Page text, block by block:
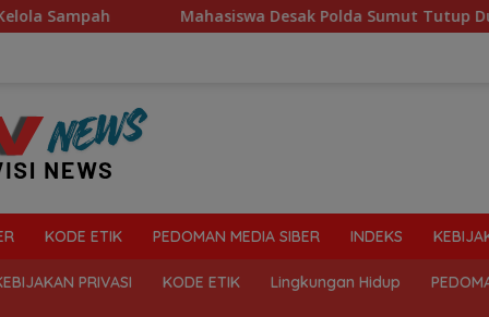
Mahasiswa Desak Polda Sumut Tutup Dugaan Lokasi Judi
KODE ETIK PEDOMAN MEDIA SIBER INDEKS
PRIVASI KODE ETIK Lingkungan Hidup